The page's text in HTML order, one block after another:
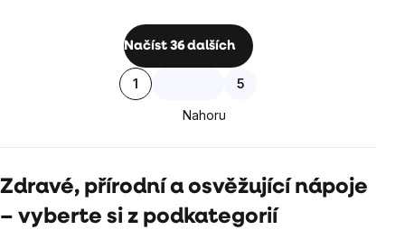
Ovládací
výpisu
Načíst 36 dalších
Stránkování
1 5
Nahoru
Zdravé, přírodní a osvěžující nápoje
– vyberte si z podkategorií